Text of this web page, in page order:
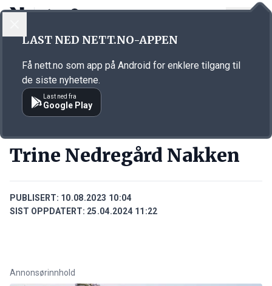
Annonsørinnhold
Trine Nedregård Nakken
PUBLISERT: 10.08.2023 10:04
SIST OPPDATERT: 25.04.2024 11:22
Annonsørinnhold
LAST NED NETT.NO-APPEN
Få nett.no som app på Android for enklere tilgang til
de siste nyhetene.
Last ned fra
Google Play